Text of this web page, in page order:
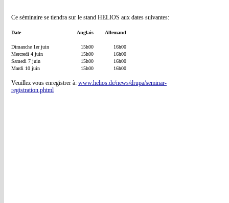
Ce séminaire se tiendra sur le stand HELIOS aux dates suivantes:
Date Anglais Allemand
Dimanche 1er juin 15h00
16h00
Mercredi 4 juin
15h00
16h00
Samedi 7 juin
15h00
16h00
Mardi 10 juin
15h00 16h00
Veuillez vous enregistrer à: www.helios.de/news/drupa/seminar-
registration.phtml